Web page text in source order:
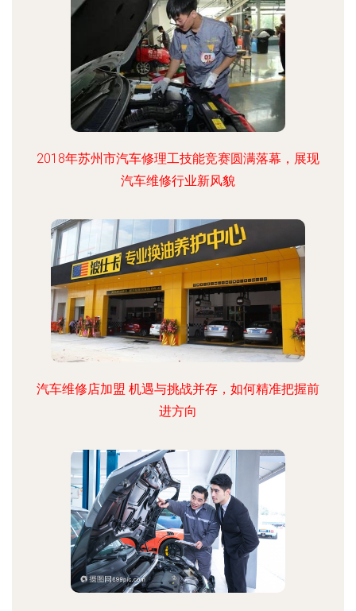
2018年苏州市汽车修理工技能竞赛圆满落幕，展现
汽车维修行业新风貌
汽车维修店加盟 机遇与挑战并存，如何精准把握前
进方向